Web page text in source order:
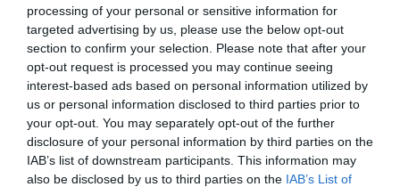
processing of your personal or sensitive information for
targeted advertising by us, please use the below opt-out
section to confirm your selection. Please note that after your
opt-out request is processed you may continue seeing
interest-based ads based on personal information utilized by
us or personal information disclosed to third parties prior to
your opt-out. You may separately opt-out of the further
disclosure of your personal information by third parties on the
IAB’s list of downstream participants. This information may
also be disclosed by us to third parties on the IAB’s List of
Ez is érdekelheti
HÍRLISTA
Elveszítik a támogatást